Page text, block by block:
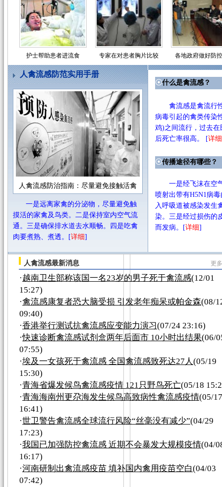
护士帮助患者进流食 专家在对患者胸片比较 各地政府做好防
人禽流感防范实用手册
☉什么是禽流感？
禽流感是禽流行性
病毒引起的禽类传染
鸡)之间流行，过去在
后死亡率很高。
[详细
☉传播途径有哪些？
一是经飞沫在空气
喷射出带有H5N1病
入呼吸道被感染发生
染。三是经过损伤的
而发病。[详细]
人禽流感防治指南：尽量避免接触活禽
一是远离家禽的分泌物，尽量避免触
摸活的家禽及鸟类。二是保持室内空气流
通。三是确保排水道去水顺畅。四是吃禽
肉要煮熟、煮透。[详细]
更
人禽流感最新消息
·越南卫生部称该国一名23岁的男子死于禽流感(12/01
15:27)
·禽流感康复者恐大脑受损 引发老年痴呆或帕金森(08/
09:40)
·香港举行测试抗禽流感应变能力演习(07/24 23:16)
·快速诊断禽流感试剂盒两年后面市 10小时出结果(06/
07:55)
·埃及一女孩死于禽流感 全国禽流感致死达27人(05/19
15:30)
·青海省爆发候鸟禽流感疫情 121只野鸟死亡(05/18
·青海海南州更尕海发生候鸟高致病性禽流感疫情(05/17
16:41)
·世卫警告禽流感全球流行风险“丝毫没有减少”(04/29
17:23)
·我国已加强防控禽流感 近期不会暴发大规模疫情(04/
16:17)
·河南研制出禽流感疫苗 填补国内禽用疫苗空白(04/03
07:42)